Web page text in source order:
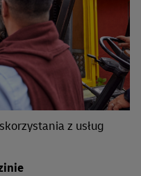
z usług